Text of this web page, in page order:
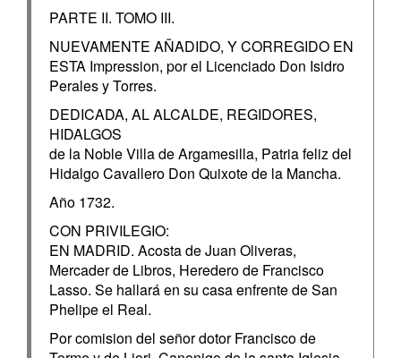
PARTE II. TOMO III.
NUEVAMENTE AÑADIDO, Y CORREGIDO EN
ESTA Impression, por el Licenciado Don Isidro
Perales y Torres.
DEDICADA, AL ALCALDE, REGIDORES,
HIDALGOS
de la Noble Villa de Argamesilla, Patria feliz del
Hidalgo Cavallero Don Quixote de la Mancha.
Año 1732.
CON PRIVILEGIO:
EN MADRID. Acosta de Juan Oliveras,
Mercader de Libros, Heredero de Francisco
Lasso. Se hallará en su casa enfrente de San
Phelipe el Real.
Por comision del señor dotor Francisco de